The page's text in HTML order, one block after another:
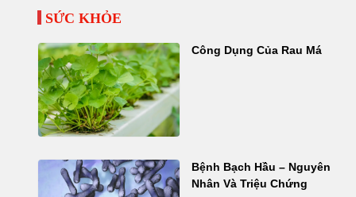
SỨC KHỎE
Công Dụng Của Rau Má
Bệnh Bạch Hầu – Nguyên
Nhân Và Triệu Chứng